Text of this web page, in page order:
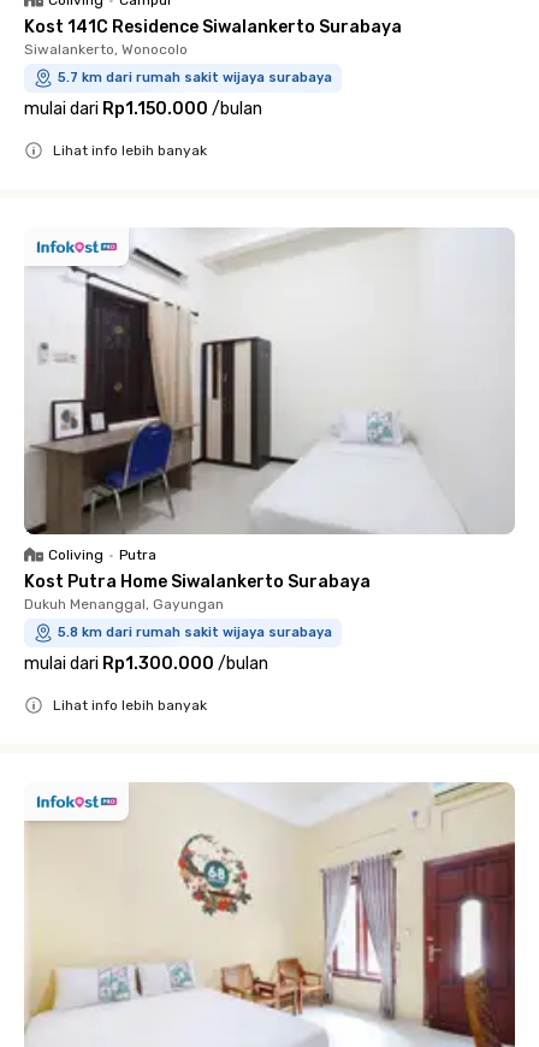
Kost 141C Residence Siwalankerto Surabaya
Siwalankerto, Wonocolo
5.7 km dari rumah sakit wijaya surabaya
mulai dari Rp1.150.000 /bulan
Lihat info lebih banyak
Coliving • Putra
Kost Putra Home Siwalankerto Surabaya
Dukuh Menanggal, Gayungan
5.8 km dari rumah sakit wijaya surabaya
mulai dari Rp1.300.000 /bulan
Lihat info lebih banyak